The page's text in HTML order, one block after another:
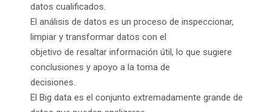
datos cualificados.
El análisis de datos es un proceso de inspeccionar,
limpiar y transformar datos con el
objetivo de resaltar información útil, lo que sugiere
conclusiones y apoyo a la toma de
decisiones.
El Big data es el conjunto extremadamente grande de